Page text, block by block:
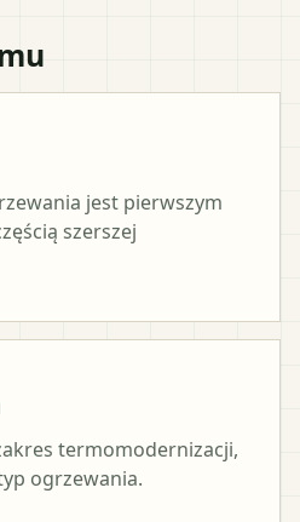
jest pierwszym
szerszej
termomodernizacji,
ogrzewania.